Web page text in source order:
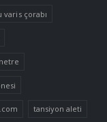
varis çorabı
tansiyon aleti